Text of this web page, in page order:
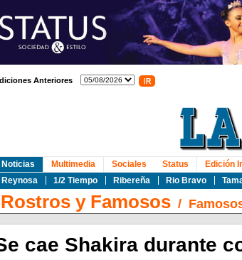
Anteriores
Noticias
Reynosa
1/2 Tiempo Ribereña Rio Bravo
Multimedia Sociales Status Edición
Rostros y Famosos/
cae Shakira durante